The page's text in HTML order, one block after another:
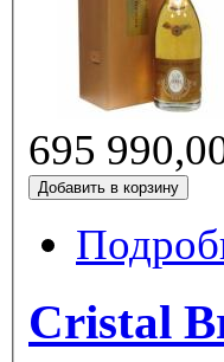
695
Cristal